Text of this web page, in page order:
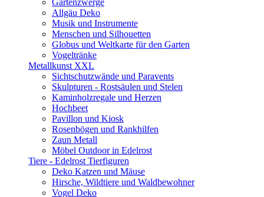
Gartenzwerge
Allgäu Deko
Musik und Instrumente
Menschen und Silhouetten
Globus und Weltkarte für den Garten
Vogeltränke
Metallkunst XXL
Sichtschutzwände und Paravents
Skulpturen - Rostsäulen und Stelen
Kaminholzregale und Herzen
Hochbeet
Pavillon und Kiosk
Rosenbögen und Rankhilfen
Zaun Metall
Möbel Outdoor in Edelrost
Tiere - Edelrost Tierfiguren
Deko Katzen und Mäuse
Hirsche, Wildtiere und Waldbewohner
Vogel Deko